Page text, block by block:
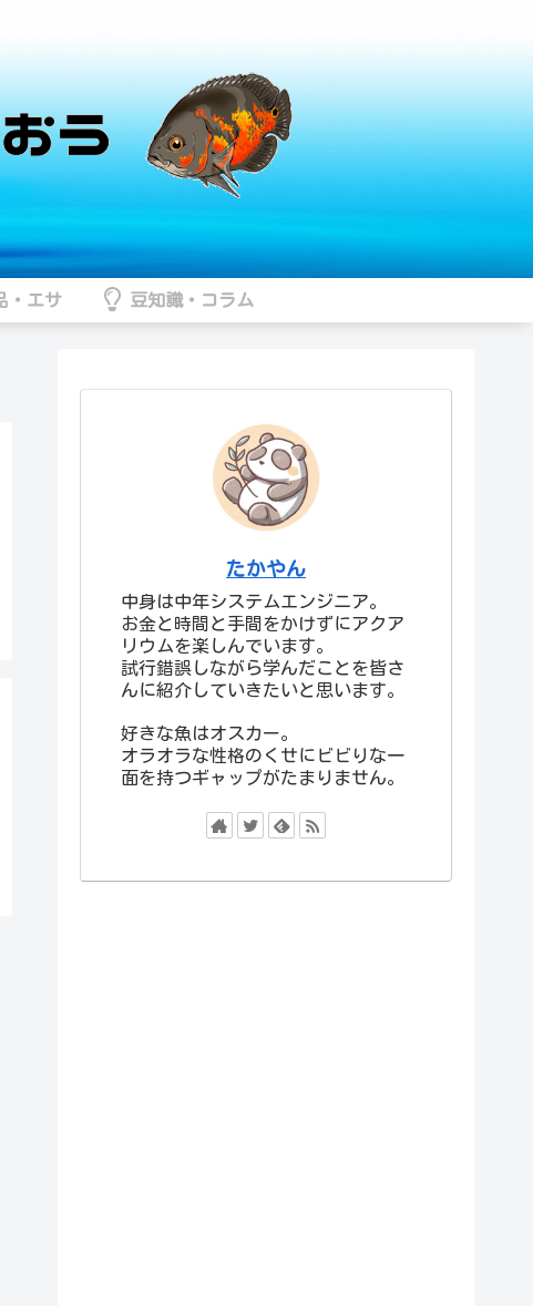
・エサ 豆知識・コラム
たかやん
中身は中年システムエンジニア。
お金と時間と手間をかけずにアクア
リウムを楽しんでいます。
試行錯誤しながら学んだことを皆さ
んに紹介していきたいと思います。
好きな魚はオスカー。
オラオラな性格のくせにビビりな一
面を持つギャップがたまりません。